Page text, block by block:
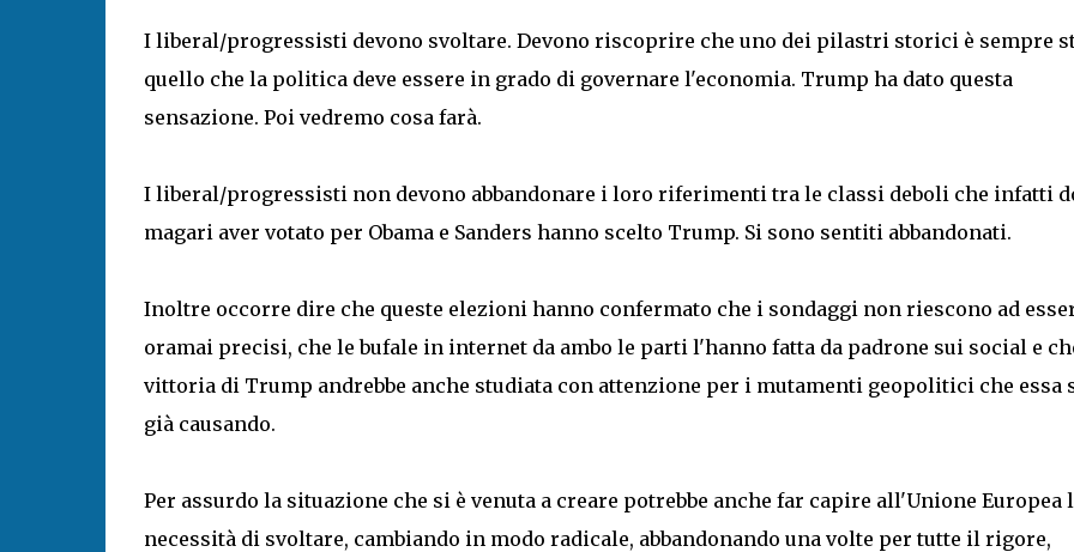
I liberal/progressisti devono svoltare. Devono riscoprire che uno dei pilastri storici è sempre
quello che la politica deve essere in grado di governare l'economia. Trump ha dato questa
sensazione. Poi vedremo cosa farà.
I liberal/progressisti non devono abbandonare i loro riferimenti tra le classi deboli che infatti
magari aver votato per Obama e Sanders hanno scelto Trump. Si sono sentiti abbandonati.
Inoltre occorre dire che queste elezioni hanno confermato che i sondaggi non riescono ad
oramai precisi, che le bufale in internet da ambo le parti l'hanno fatta da padrone sui social e
vittoria di Trump andrebbe anche studiata con attenzione per i mutamenti geopolitici che essa
già causando.
Per assurdo la situazione che si è venuta a creare potrebbe anche far capire all'Unione Europea
necessità di svoltare, cambiando in modo radicale, abbandonando una volte per tutte il rigore,